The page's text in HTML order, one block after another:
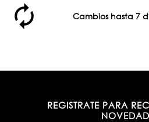
Cambios hasta 7
REGISTRATE PARA